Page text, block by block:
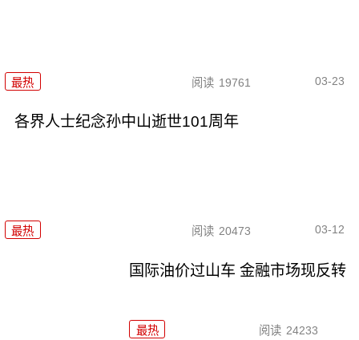
最热 阅读 19761 03-23
各界人士纪念孙中山逝世101周年
最热 阅读 20473 03-12
国际油价过山车 金融市场现反转
最热 阅读 24233